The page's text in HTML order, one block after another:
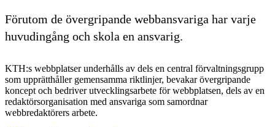
Förutom de övergripande webbansvariga har varje
huvudingång och skola en ansvarig.
KTH:s webbplatser underhålls av dels en central förvaltningsgrupp
som upprätthåller gemensamma riktlinjer, bevakar övergripande
koncept och bedriver utvecklingsarbete för webbplatsen, dels av en
redaktörsorganisation med ansvariga som samordnar
webbredaktörers arbete.